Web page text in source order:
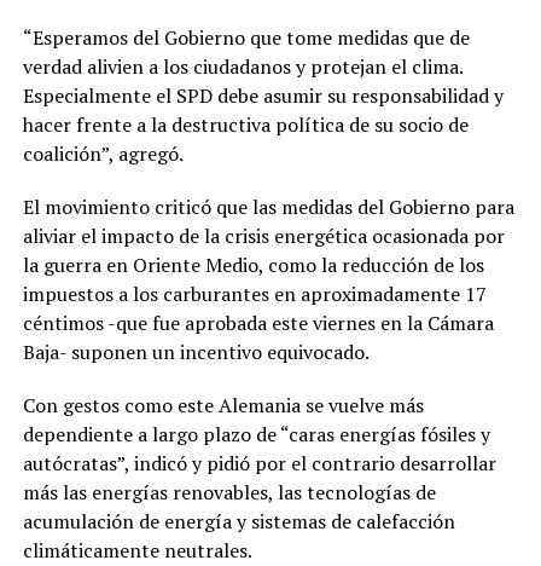
“Esperamos del Gobierno que tome medidas que de
verdad alivien a los ciudadanos y protejan el clima.
Especialmente el SPD debe asumir su responsabilidad y
hacer frente a la destructiva política de su socio de
coalición”, agregó.
El movimiento criticó que las medidas del Gobierno para
aliviar el impacto de la crisis energética ocasionada por
la guerra en Oriente Medio, como la reducción de los
impuestos a los carburantes en aproximadamente 17
céntimos -que fue aprobada este viernes en la Cámara
Baja- suponen un incentivo equivocado.
Con gestos como este Alemania se vuelve más
dependiente a largo plazo de “caras energías fósiles y
autócratas”, indicó y pidió por el contrario desarrollar
más las energías renovables, las tecnologías de
acumulación de energía y sistemas de calefacción
climáticamente neutrales.